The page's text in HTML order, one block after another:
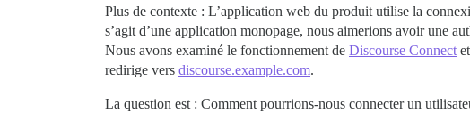
Plus de contexte : L’application web du produit utilise la
s’agit d’une application monopage, nous aimerions avoir une
Nous avons examiné le fonctionnement de Discourse Connect
redirige vers discourse.example.com.
La question est : Comment pourrions-nous connecter un